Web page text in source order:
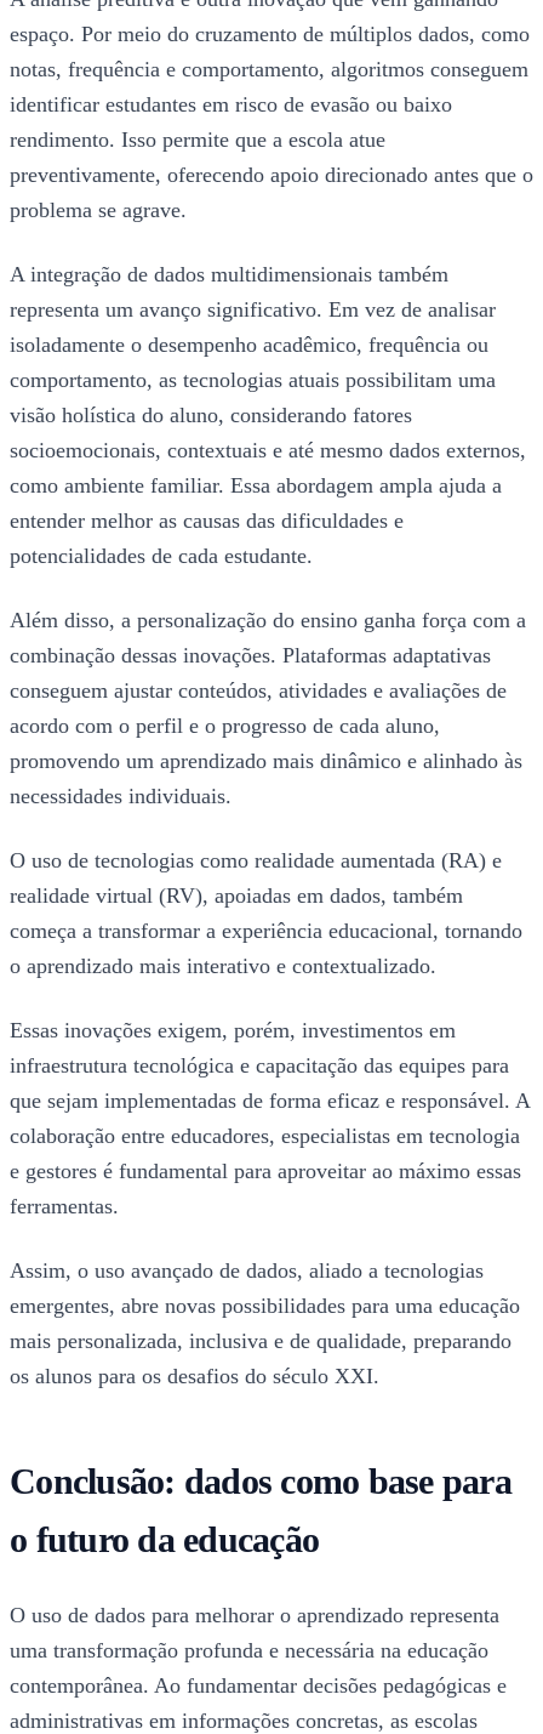
espaço. Por meio do cruzamento de múltiplos dados, como
notas, frequência e comportamento, algoritmos conseguem
identificar estudantes em risco de evasão ou baixo
rendimento. Isso permite que a escola atue
preventivamente, oferecendo apoio direcionado antes que o
problema se agrave.
A integração de dados multidimensionais também
representa um avanço significativo. Em vez de analisar
isoladamente o desempenho acadêmico, frequência ou
comportamento, as tecnologias atuais possibilitam uma
visão holística do aluno, considerando fatores
socioemocionais, contextuais e até mesmo dados externos,
como ambiente familiar. Essa abordagem ampla ajuda a
entender melhor as causas das dificuldades e
potencialidades de cada estudante.
Além disso, a personalização do ensino ganha força com a
combinação dessas inovações. Plataformas adaptativas
conseguem ajustar conteúdos, atividades e avaliações de
acordo com o perfil e o progresso de cada aluno,
promovendo um aprendizado mais dinâmico e alinhado às
necessidades individuais.
O uso de tecnologias como realidade aumentada (RA) e
realidade virtual (RV), apoiadas em dados, também
começa a transformar a experiência educacional, tornando
o aprendizado mais interativo e contextualizado.
Essas inovações exigem, porém, investimentos em
infraestrutura tecnológica e capacitação das equipes para
que sejam implementadas de forma eficaz e responsável. A
colaboração entre educadores, especialistas em tecnologia
e gestores é fundamental para aproveitar ao máximo essas
ferramentas.
Assim, o uso avançado de dados, aliado a tecnologias
emergentes, abre novas possibilidades para uma educação
mais personalizada, inclusiva e de qualidade, preparando
os alunos para os desafios do século XXI.
Conclusão: dados como base para
o futuro da educação
O uso de dados para melhorar o aprendizado representa
uma transformação profunda e necessária na educação
contemporânea. Ao fundamentar decisões pedagógicas e
administrativas em informações concretas, as escolas